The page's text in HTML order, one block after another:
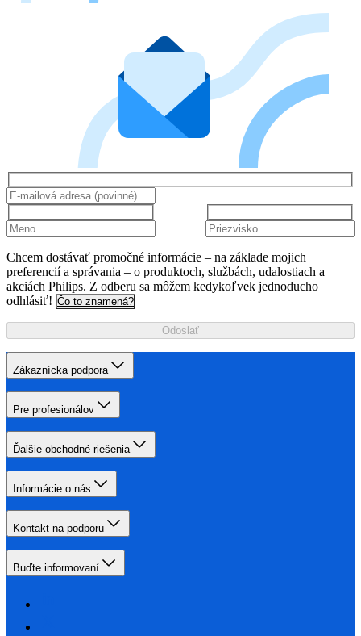
Chcem dostávať promočné informácie – na základe mojich
preferencií a správania – o produktoch, službách, udalostiach a
akciách Philips. Z odberu sa môžem kedykoľvek jednoducho
odhlásiť! Čo to znamená?
Odoslať
Zákaznícka podpora
Pre profesionálov
Ďalšie obchodné riešenia
Informácie o nás
Kontakt na podporu
Buďte informovaní